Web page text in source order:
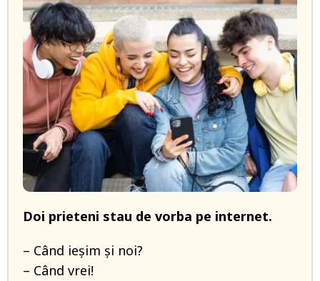
Doi prieteni stau de vorba pe internet.
– Când ieșim și noi?
– Când vrei!